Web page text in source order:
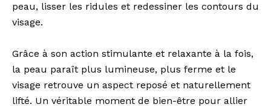
peau, lisser les ridules et redessiner les contours du
visage.
Grâce à son action stimulante et relaxante à la fois,
la peau paraît plus lumineuse, plus ferme et le
visage retrouve un aspect reposé et naturellement
lifté. Un véritable moment de bien-être pour allier